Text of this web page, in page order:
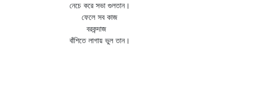
নেচে করে সভা গুলতান।
ফেলে সব কাজ
বরকন্দাজ
বাঁশিতে লাগায় ভুল তান।